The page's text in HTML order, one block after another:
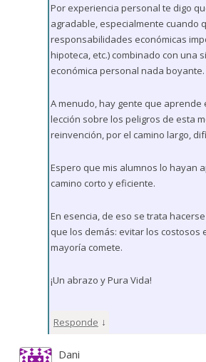
Por experiencia personal te digo
agradable, especialmente cuando
responsabilidades económicas
hipoteca, etc.) combinado con una
económica personal nada boyante.
A menudo, hay gente que aprende
lección sobre los peligros de esta
reinvención, por el camino largo,
Espero que mis alumnos lo hayan
camino corto y eficiente.
En esencia, de eso se trata
que los demás: evitar los costosos
mayoría comete.
¡Un abrazo y Pura Vida!
Responde ↓
Dani